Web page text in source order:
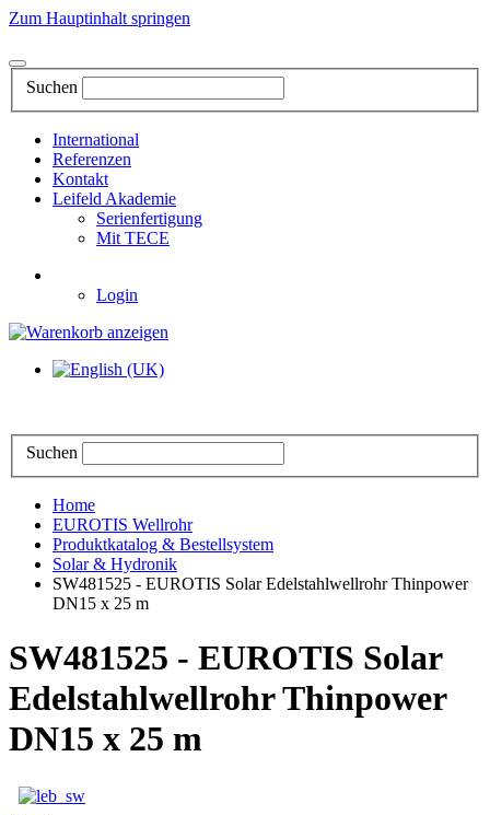
Zum Hauptinhalt springen
Suchen
International
Referenzen
Kontakt
Leifeld Akademie
Serienfertigung
Mit TECE
Login
Suchen
Home
EUROTIS Wellrohr
Produktkatalog & Bestellsystem
Solar & Hydronik
SW481525 - EUROTIS Solar Edelstahlwellrohr Thinpower
DN15 x 25 m
SW481525 - EUROTIS Solar
Edelstahlwellrohr Thinpower
DN15 x 25 m